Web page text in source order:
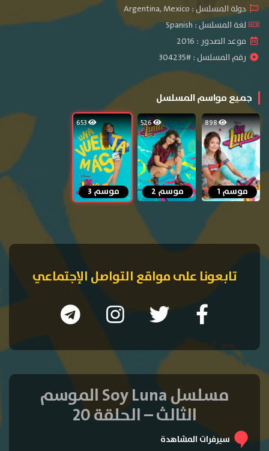
دولة المسلسل : Argentina, Mexico
لغة المسلسل : Spanish
موعد الصدور : 2016
رقم المسلسل : #304235
جميع مواسم المسلسل
898
موسم 1
526
موسم 2
653
موسم 3
تابعونا على مواقع التواصل الإجتماعي
مسلسل Soy Luna الموسم
الثالث – الحلقة 20
سيرفرات المشاهدة